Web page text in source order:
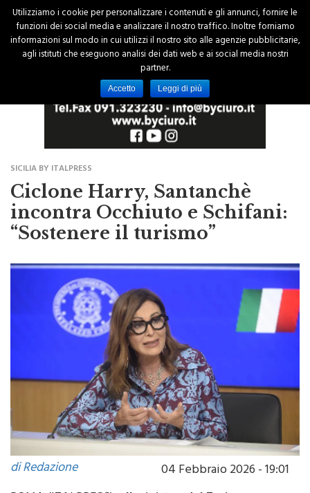
SICILIA BY ITALPRESS
Ciclone Harry, Santanchè
incontra Occhiuto e Schifani:
“Sostenere il turismo”
di Redazione
04 Febbraio 2026 - 19:01
Il ministro del Turismo
Utilizziamo i cookie per personalizzare i contenuti e gli annunci, fornire le
funzioni dei social media e analizzare il nostro traffico. Inoltre forniamo
informazioni sul modo in cui utilizzi il nostro sito alle agenzie pubblicitarie,
agli istituti che eseguono analisi dei dati web e ai social media nostri
partner.
Accetto Leggi di più